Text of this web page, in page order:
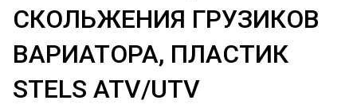
СКОЛЬЖЕНИЯ ГРУЗИКОВ
ВАРИАТОРА, ПЛАСТИК
STELS ATV/UTV